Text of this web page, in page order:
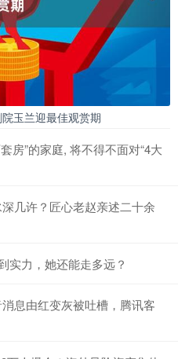
玉兰迎最佳观赏期
房”的家庭, 将不得不面对“4大
几许？匠心老赵亲述二十余
实力，她还能走多远？
息由红变灰被吐槽，腾讯客